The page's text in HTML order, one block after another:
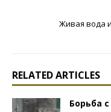
Живая вода
RELATED ARTICLES
Борьба